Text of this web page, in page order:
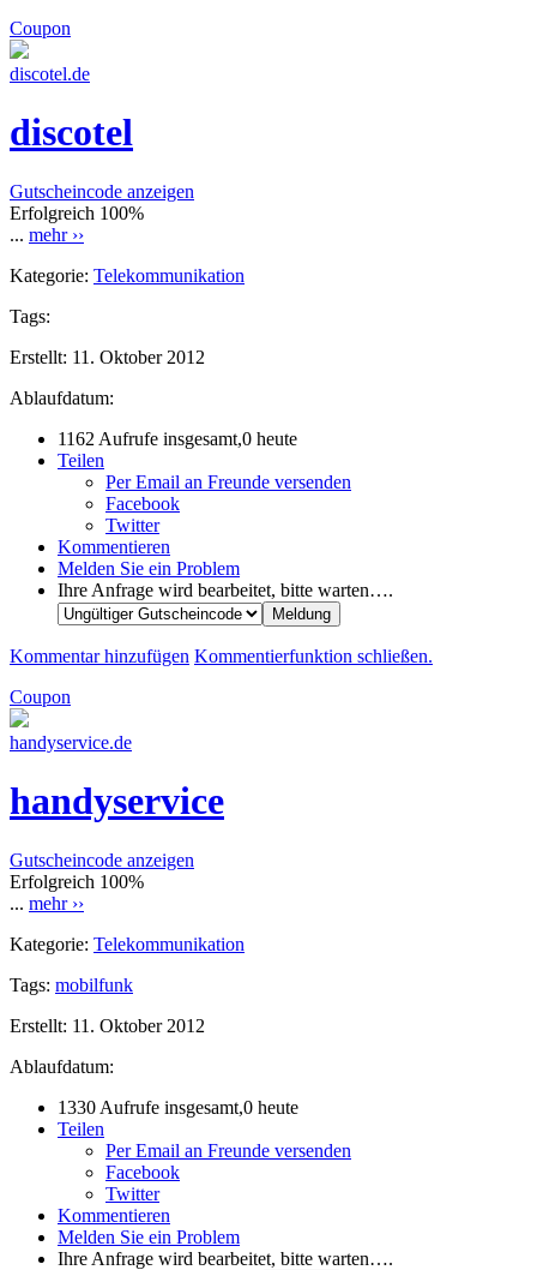
Coupon
discotel.de
discotel
Gutscheincode anzeigen
Erfolgreich 100%
... mehr ››
Kategorie: Telekommunikation
Tags:
Erstellt: 11. Oktober 2012
Ablaufdatum:
1162 Aufrufe insgesamt,0 heute
Teilen
Per Email an Freunde versenden
Facebook
Twitter
Kommentieren
Melden Sie ein Problem
Ihre Anfrage wird bearbeitet, bitte warten….
Kommentar hinzufügen Kommentierfunktion schließen.
Coupon
handyservice.de
handyservice
Gutscheincode anzeigen
Erfolgreich 100%
... mehr ››
Kategorie: Telekommunikation
Tags: mobilfunk
Erstellt: 11. Oktober 2012
Ablaufdatum:
1330 Aufrufe insgesamt,0 heute
Teilen
Per Email an Freunde versenden
Facebook
Twitter
Kommentieren
Melden Sie ein Problem
Ihre Anfrage wird bearbeitet, bitte warten….